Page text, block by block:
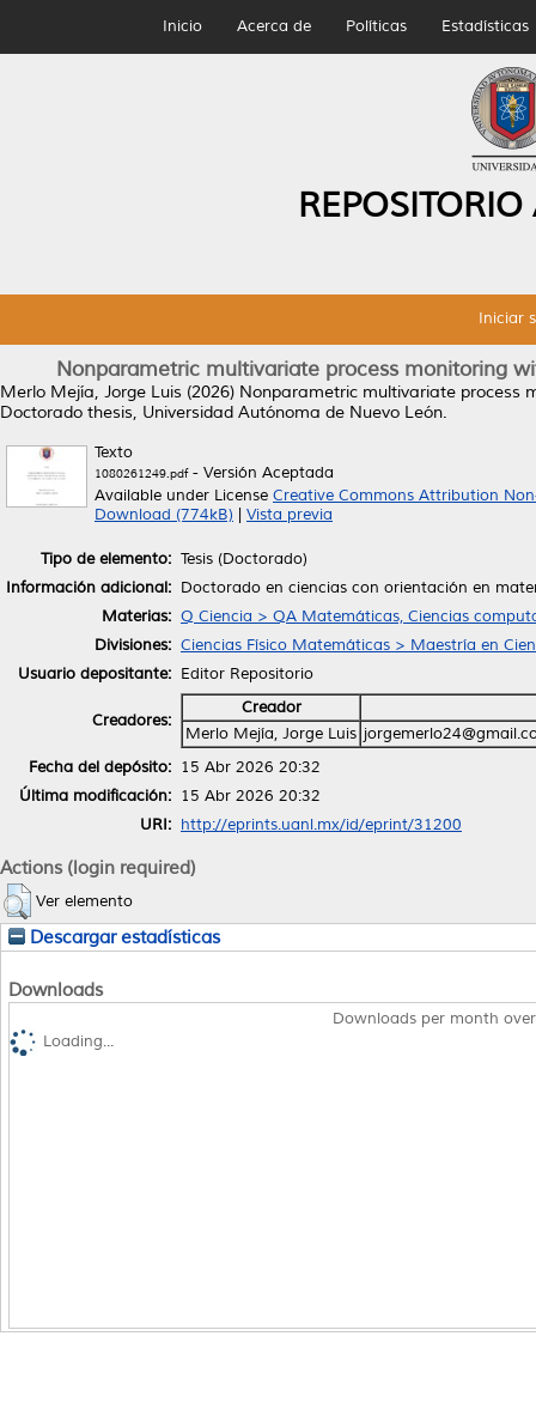
Inicio Acerca de Políticas Estadísticas
Iniciar
Nonparametric multivariate process monitoring
Merlo Mejía, Jorge Luis (2026) Nonparametric multivariate process
Doctorado thesis, Universidad Autónoma de Nuevo León.
Texto
1080261249.pdf- Versión Aceptada
Available under License Creative Commons Attribution
Download (774kB)
Vista previa
Tipo de elemento: Tesis (Doctorado)
Información adicional: Doctorado en ciencias con orientación en
Materias: Q Ciencia > QA Matemáticas, Ciencias
Divisiones: Ciencias Físico Matemáticas > Maestría en
Usuario depositante: Editor Repositorio
Creadores:
Creador
Merlo Mejía, Jorge Luis
Fecha del depósito: 15 Abr 2026 20:32
Última modificación: 15 Abr 2026 20:32
URI: http://eprints.uanl.mx/id/eprint/31200
Actions (login required)
Ver elemento
Descargar estadísticas
Downloads
Downloads per month
Loading...